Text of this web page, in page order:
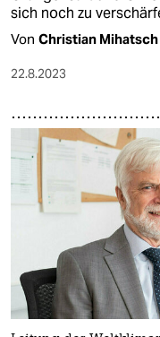
sich noch zu
Von Christian Mihatsch
22.8.2023